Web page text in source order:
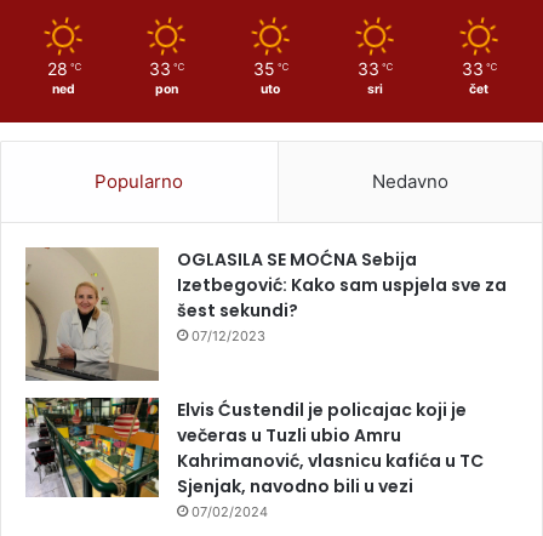
28 ℃
ned
33 ℃
pon
35 ℃
uto
33 ℃
sri
33 ℃
čet
Popularno Nedavno
OGLASILA SE MOĆNA Sebija
Izetbegović: Kako sam uspjela sve za
šest sekundi?
07/12/2023
Elvis Ćustendil je policajac koji je
večeras u Tuzli ubio Amru
Kahrimanović, vlasnicu kafića u TC
Sjenjak, navodno bili u vezi
07/02/2024